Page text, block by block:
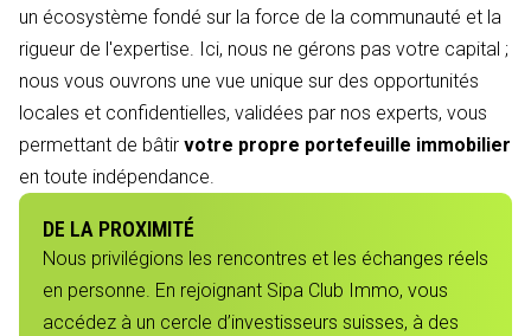
un écosystème fondé sur la force de la communauté et la
rigueur de l'expertise. Ici, nous ne gérons pas votre capital ;
nous vous ouvrons une vue unique sur des opportunités
locales et confidentielles, validées par nos experts, vous
permettant de bâtir votre propre portefeuille immobilier
en toute indépendance.
DE LA PROXIMITÉ
Nous privilégions les rencontres et les échanges réels
en personne. En rejoignant Sipa Club Immo, vous
accédez à un cercle d’investisseurs suisses, à des